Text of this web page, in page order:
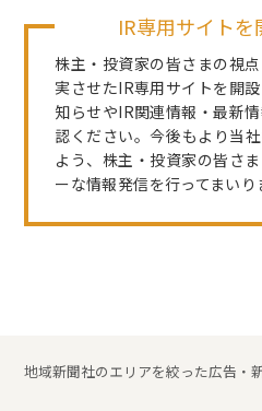
IR専用サイト
株主・投資家の皆さまの視
実させたIR専用サイトを開
知らせやIR関連情報・最新
認ください。今後もより当
よう、株主・投資家の皆さ
ーな情報発信を行ってまいり
地域新聞社のエリアを絞った広告・